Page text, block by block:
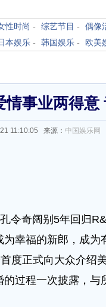
性时尚 - 综艺节目 - 偶像
本娱乐 - 韩国娱乐 - 欧美
事业两得意
11:10:05 来源： 中国娱乐网
令奇阔别5年回归
幸福的新郎，成为
度正式向大众介绍
过程一次披露，与